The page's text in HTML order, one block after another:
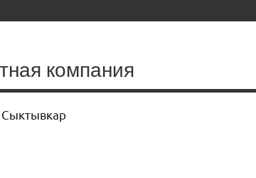
компания
Сыктывкар